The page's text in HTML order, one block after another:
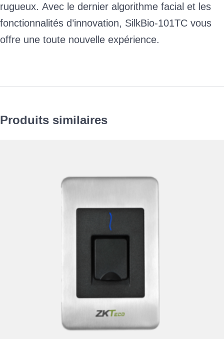
rugueux. Avec le dernier algorithme facial et les
fonctionnalités d’innovation, SilkBio-101TC vous
offre une toute nouvelle expérience.
Produits similaires